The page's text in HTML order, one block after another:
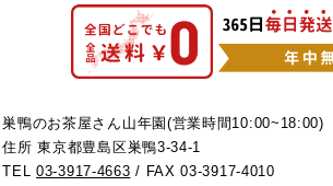
巣鴨のお茶屋さん山年園(営業時間10:00~18:00)
住所 東京都豊島区巣鴨3-34-1
TEL03-3917-4663 / FAX 03-3917-4010